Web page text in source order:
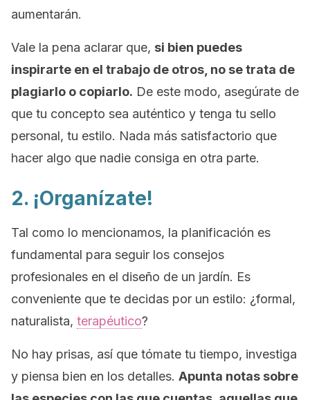
aumentarán.
Vale la pena aclarar que, si bien puedes
inspirarte en el trabajo de otros, no se trata de
plagiarlo o copiarlo. De este modo, asegúrate de
que tu concepto sea auténtico y tenga tu sello
personal, tu estilo. Nada más satisfactorio que
hacer algo que nadie consiga en otra parte.
2. ¡Organízate!
Tal como lo mencionamos, la planificación es
fundamental para seguir los consejos
profesionales en el diseño de un jardín. Es
conveniente que te decidas por un estilo: ¿formal,
naturalista, terapéutico?
No hay prisas, así que tómate tu tiempo, investiga
y piensa bien en los detalles. Apunta notas sobre